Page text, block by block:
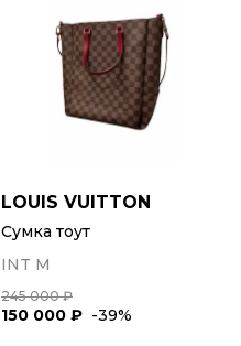
LOUIS VUITTON
Сумка тоут
INT M
245 000 ₽
150 000 ₽ -39%